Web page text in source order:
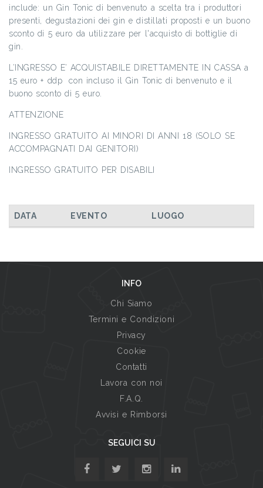
include: un Gin Tonic di benvenuto a scelta tra i produttori
presenti, degustazioni dei gin e distillati proposti e un buono
sconto di 5 euro da utilizzare per l'acquisto di bottiglie di
gin.
L’INGRESSO E’ ACQUISTABILE DIRETTAMENTE IN CASSA a
15 euro + ddp con incluso il Gin Tonic di benvenuto e il
buono sconto di 5 euro.
ATTENZIONE
INGRESSO GRATUITO AI MINORI DI ANNI 18 (SOLO SE
ACCOMPAGNATI DAI GENITORI)
INGRESSO GRATUITO PER DISABILI
DATA EVENTO LUOGO
INFO
Chi Siamo
Termini e Condizioni
Privacy
Cookie
Contatti
Lavora con noi
F.A.Q.
Avvisi e Rimborsi
SEGUICI SU